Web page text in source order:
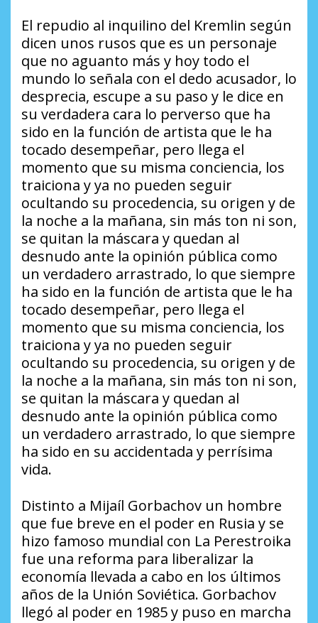
El repudio al inquilino del Kremlin según
dicen unos rusos que es un personaje
que no aguanto más y hoy todo el
mundo lo señala con el dedo acusador, lo
desprecia, escupe a su paso y le dice en
su verdadera cara lo perverso que ha
sido en la función de artista que le ha
tocado desempeñar, pero llega el
momento que su misma conciencia, los
traiciona y ya no pueden seguir
ocultando su procedencia, su origen y de
la noche a la mañana, sin más ton ni son,
se quitan la máscara y quedan al
desnudo ante la opinión pública como
un verdadero arrastrado, lo que siempre
ha sido en la función de artista que le ha
tocado desempeñar, pero llega el
momento que su misma conciencia, los
traiciona y ya no pueden seguir
ocultando su procedencia, su origen y de
la noche a la mañana, sin más ton ni son,
se quitan la máscara y quedan al
desnudo ante la opinión pública como
un verdadero arrastrado, lo que siempre
ha sido en su accidentada y perrísima
vida.
Distinto a Mijaíl Gorbachov un hombre
que fue breve en el poder en Rusia y se
hizo famoso mundial con La Perestroika
fue una reforma para liberalizar la
economía llevada a cabo en los últimos
años de la Unión Soviética. Gorbachov
llegó al poder en 1985 y puso en marcha